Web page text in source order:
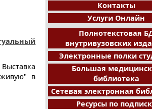
в
Контакты
Услуги Онлайн
Полнотекстовая
внутривузовских
Электронные полки
Большая
библиотека
Сетевая электронная
Ресурсы по